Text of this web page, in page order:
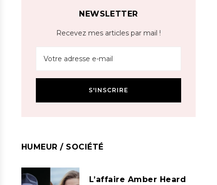
NEWSLETTER
Recevez mes articles par mail !
HUMEUR / SOCIÉTÉ
L’affaire Amber Heard